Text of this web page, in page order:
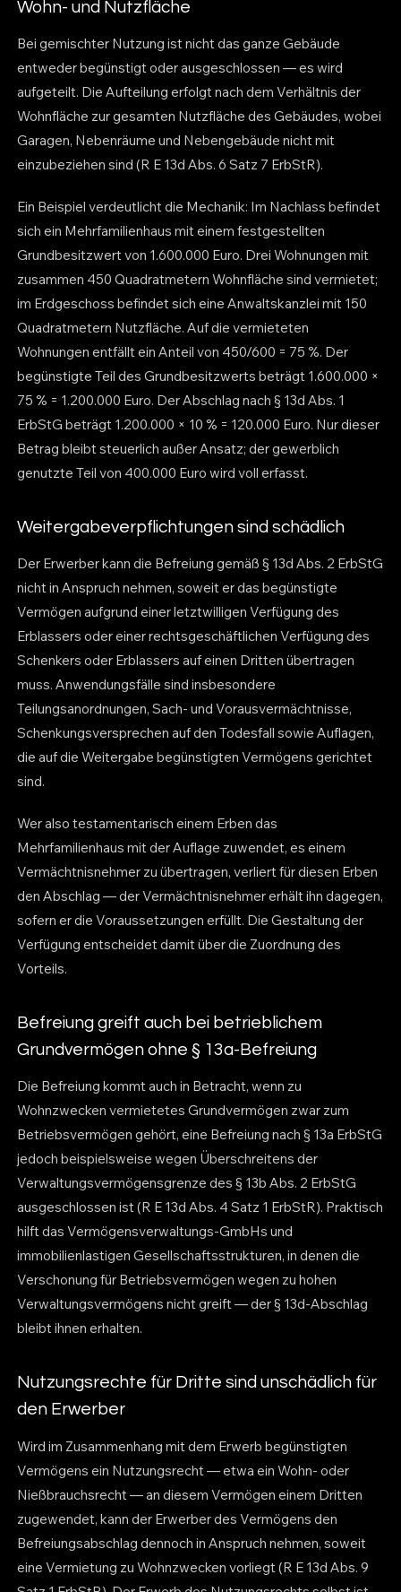
Wohn- und Nutzfläche
Bei gemischter Nutzung ist nicht das ganze Gebäude
entweder begünstigt oder ausgeschlossen — es wird
aufgeteilt. Die Aufteilung erfolgt nach dem Verhältnis der
Wohnfläche zur gesamten Nutzfläche des Gebäudes, wobei
Garagen, Nebenräume und Nebengebäude nicht mit
einzubeziehen sind (R E 13d Abs. 6 Satz 7 ErbStR).
Ein Beispiel verdeutlicht die Mechanik: Im Nachlass befindet
sich ein Mehrfamilienhaus mit einem festgestellten
Grundbesitzwert von 1.600.000 Euro. Drei Wohnungen mit
zusammen 450 Quadratmetern Wohnfläche sind vermietet;
im Erdgeschoss befindet sich eine Anwaltskanzlei mit 150
Quadratmetern Nutzfläche. Auf die vermieteten
Wohnungen entfällt ein Anteil von 450/600 = 75 %. Der
begünstigte Teil des Grundbesitzwerts beträgt 1.600.000 ×
75 % = 1.200.000 Euro. Der Abschlag nach § 13d Abs. 1
ErbStG beträgt 1.200.000 × 10 % = 120.000 Euro. Nur dieser
Betrag bleibt steuerlich außer Ansatz; der gewerblich
genutzte Teil von 400.000 Euro wird voll erfasst.
Weitergabeverpflichtungen sind schädlich
Der Erwerber kann die Befreiung gemäß § 13d Abs. 2 ErbStG
nicht in Anspruch nehmen, soweit er das begünstigte
Vermögen aufgrund einer letztwilligen Verfügung des
Erblassers oder einer rechtsgeschäftlichen Verfügung des
Schenkers oder Erblassers auf einen Dritten übertragen
muss. Anwendungsfälle sind insbesondere
Teilungsanordnungen, Sach- und Vorausvermächtnisse,
Schenkungsversprechen auf den Todesfall sowie Auflagen,
die auf die Weitergabe begünstigten Vermögens gerichtet
sind.
Wer also testamentarisch einem Erben das
Mehrfamilienhaus mit der Auflage zuwendet, es einem
Vermächtnisnehmer zu übertragen, verliert für diesen Erben
den Abschlag — der Vermächtnisnehmer erhält ihn dagegen,
sofern er die Voraussetzungen erfüllt. Die Gestaltung der
Verfügung entscheidet damit über die Zuordnung des
Vorteils.
Befreiung greift auch bei betrieblichem
Grundvermögen ohne § 13a-Befreiung
Die Befreiung kommt auch in Betracht, wenn zu
Wohnzwecken vermietetes Grundvermögen zwar zum
Betriebsvermögen gehört, eine Befreiung nach § 13a ErbStG
jedoch beispielsweise wegen Überschreitens der
Verwaltungsvermögensgrenze des § 13b Abs. 2 ErbStG
ausgeschlossen ist (R E 13d Abs. 4 Satz 1 ErbStR). Praktisch
hilft das Vermögensverwaltungs-GmbHs und
immobilienlastigen Gesellschaftsstrukturen, in denen die
Verschonung für Betriebsvermögen wegen zu hohen
Verwaltungsvermögens nicht greift — der § 13d-Abschlag
bleibt ihnen erhalten.
Nutzungsrechte für Dritte sind unschädlich für
den Erwerber
Wird im Zusammenhang mit dem Erwerb begünstigten
Vermögens ein Nutzungsrecht — etwa ein Wohn- oder
Nießbrauchsrecht — an diesem Vermögen einem Dritten
zugewendet, kann der Erwerber des Vermögens den
Befreiungsabschlag dennoch in Anspruch nehmen, soweit
eine Vermietung zu Wohnzwecken vorliegt (R E 13d Abs. 9